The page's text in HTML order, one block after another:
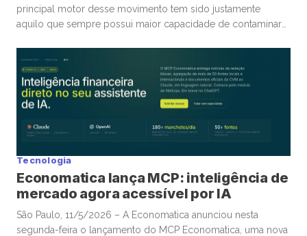
principal motor desse movimento tem sido justamente
aquilo que sempre possui maior capacidade de contaminar
de Ormuz trouxe novamente para o centro da discussão um
tema que […]
Tecnologia
Economatica lança MCP: inteligência de
mercado agora acessível por IA
São Paulo, 11/5/2026 – A Economatica anunciou nesta
segunda-feira o lançamento do MCP Economatica, uma nova